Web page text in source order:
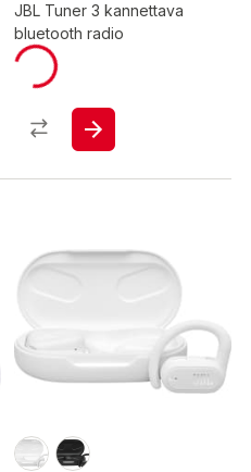
JBL Tuner 3 kannettava
bluetooth radio